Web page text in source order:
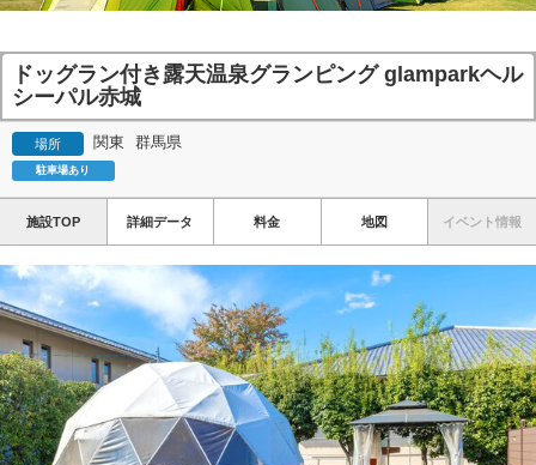
ドッグラン付き露天温泉グランピング glamparkヘル
シーパル赤城
場所 関東 群馬県
駐車場あり
施設TOP 詳細データ 料金 地図 イベント情報